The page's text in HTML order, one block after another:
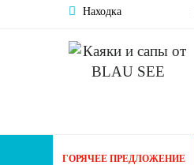
Находка
ГОРЯЧЕЕ ПРЕДЛОЖЕНИЕ